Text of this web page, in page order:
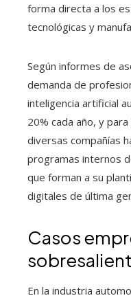
forma directa a los
tecnológicas y
Según informes de
demanda de
inteligencia artificial
20% cada año, y
diversas compañías
programas internos
que forman a su
digitales de última
Casos
En la industria